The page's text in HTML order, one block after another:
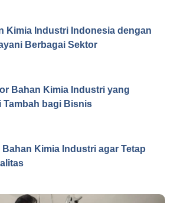
Kimia Industri Indonesia dengan
Berbagai Sektor
Bahan Kimia Industri yang
Tambah bagi Bisnis
Kimia Industri agar Tetap